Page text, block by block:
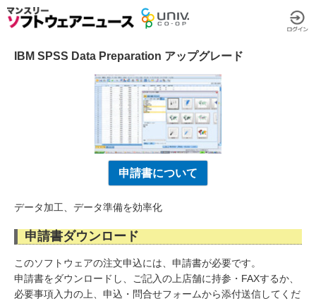
IBM SPSS Data Preparation アップグレード
申請書について
データ加工、データ準備を効率化
申請書ダウンロード
このソフトウェアの注文申込には、申請書が必要です。
申請書をダウンロードし、ご記入の上店舗に持参・FAXするか、
必要事項入力の上、申込・問合せフォームから添付送信してくだ